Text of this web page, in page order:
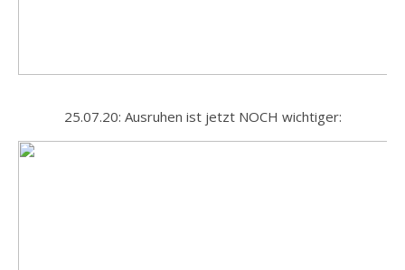
25.07.20: Ausruhen ist jetzt NOCH wichtiger: